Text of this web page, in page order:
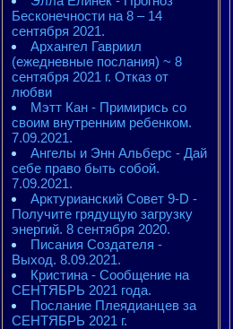
Бесконечности на 8 – 14
сентября 2021.
Архангел Гавриил
(ежедневные послания) ~ 8
сентября 2021 г. Отказ от
любви
Мэтт Кан - Примирись со
своим внутренним ребенком.
7.09.2021.
Ангелы и Энн Альберс - Дай
себе право быть собой.
7.09.2021.
Арктурианский Совет 9-D -
Получите грядущую загрузку
энергий. 8 сентября 2020.
Писания Создателя -
Выход. 8.09.2021.
Кристина - Сообщение на
СЕНТЯБРЬ 2021 года.
Послание Плеядианцев за
СЕНТЯБРЬ 2021 г.